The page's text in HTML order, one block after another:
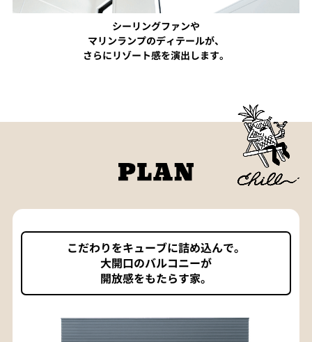
シーリングファンや
マリンランプのディテールが、
さらにリゾート感を演出します。
こだわりをキューブに詰め込んで。
大開口のバルコニーが
開放感をもたらす家。